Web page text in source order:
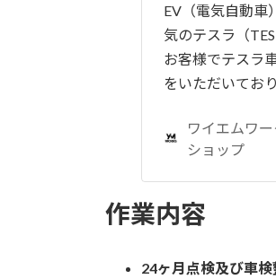
EV（電気自動車
気のテスラ（
お客様でテスラ
をいただいてお
ワイエムワ
ショップ
作業内容
24ヶ月点検及び車検